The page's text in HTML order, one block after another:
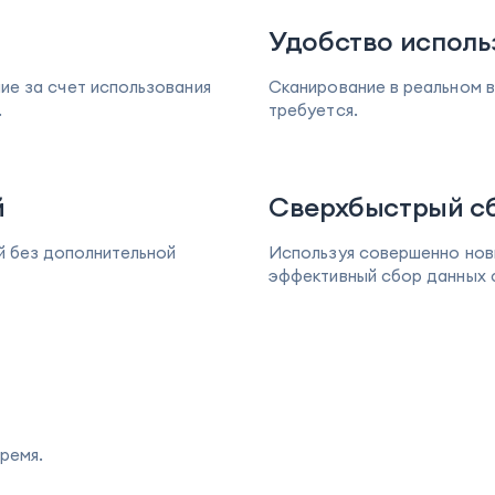
за счет использования
Удобство
Сканирование в реальном
требуется.
без дополнительной
Сверхбыстрый
Используя совершенно
эффективный сбор данных